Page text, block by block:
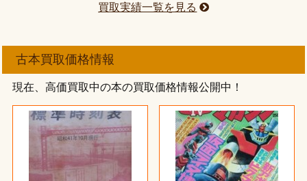
買取実績一覧を見る
古本買取価格情報
現在、高価買取中の本の買取価格情報公開中！